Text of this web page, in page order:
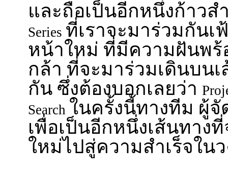
และถือเป็นอีกหนึ่งก้าว
Series ที่เราจะมาร่วมกัน
หน้าใหม่ ที่มีความฝันพ
กล้า ที่จะมาร่วมเดินบน
กัน ซึ่งต้องบอกเลยว่า
Search ในครั้งนี้ทางทีม ผู้จั
เพื่อเป็นอีกหนึ่งเส้นทาง
ใหม่ไปสู่ความสำเร็จใน